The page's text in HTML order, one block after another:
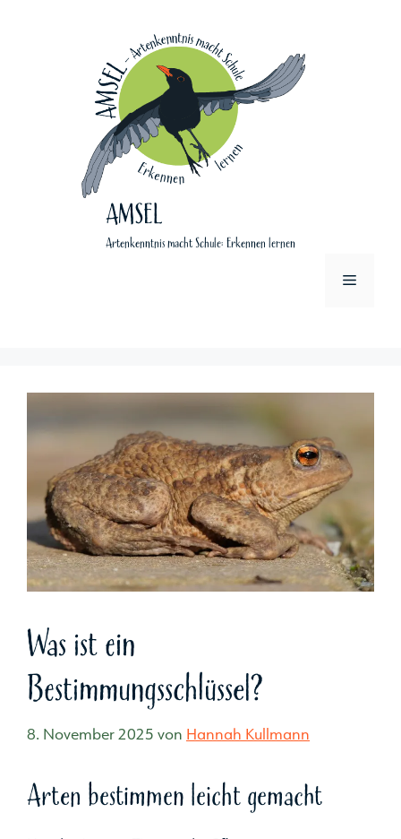
AMSEL
Artenkenntnis macht Schule: Erkennen lernen
Menü
Was ist ein
Bestimmungsschlüssel?
8. November 2025 von Hannah Kullmann
Arten bestimmen leicht gemacht